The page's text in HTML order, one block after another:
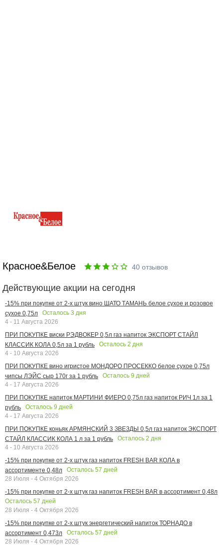
Красное&Белое 40 отзывов
Действующие акции на сегодня
-15% при покупке от 2-х штук вино ШАТО ТАМАНЬ белое сухое и розовое
сухое 0,75л
Осталось 3 дня
4 - 11 Августа 2026
ПРИ ПОКУПКЕ виски РЭДВОКЕР 0,5л газ напиток ЭКСПОРТ СТАЙЛ
КЛАССИК КОЛА 0,5л за 1 рубль
Осталось 2 дня
4 - 10 Августа 2026
ПРИ ПОКУПКЕ вино игристое МОНДОРО ПРОСЕККО белое сухое 0,75л
чипсы ЛЭЙС сыр 170г за 1 рубль
Осталось 9 дней
4 - 17 Августа 2026
ПРИ ПОКУПКЕ напиток МАРТИНИ ФИЕРО 0,75л газ напиток РИЧ 1л за 1
рубль
Осталось 9 дней
4 - 17 Августа 2026
ПРИ ПОКУПКЕ коньяк АРМЯНСКИЙ 3 ЗВЕЗДЫ 0,5л газ напиток ЭКСПОРТ
СТАЙЛ КЛАССИК КОЛА 1 л за 1 рубль
Осталось 2 дня
4 - 10 Августа 2026
-15% при покупке от 2-х штук газ напиток FRESH BAR КОЛА в
ассортименте 0,48л
Осталось 57 дней
28 Июля - 4 Октября 2026
-15% при покупке от 2-х штук газ напиток FRESH BAR в ассортимент 0,48л
Осталось 57 дней
28 Июля - 4 Октября 2026
-15% при покупке от 2-х штук энергетический напиток ТОРНАДО в
ассортимент 0,473л
Осталось 57 дней
28 Июля - 4 Октября 2026